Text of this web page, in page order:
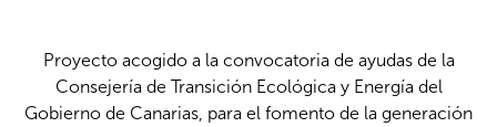
Proyecto acogido a la convocatoria de ayudas de la
Consejería de Transición Ecológica y Energía del
Gobierno de Canarias, para el fomento de la generación